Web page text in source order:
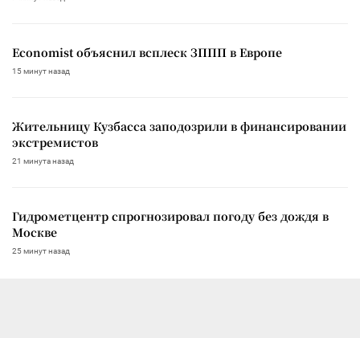
Economist объяснил всплеск ЗППП в Европе
15 минут назад
Жительницу Кузбасса заподозрили в финансировании
экстремистов
21 минута назад
Гидрометцентр спрогнозировал погоду без дождя в
Москве
25 минут назад